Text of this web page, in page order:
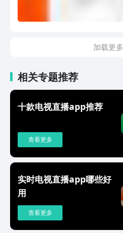
盛典、益智竞
电影动画***
片等你来看，
少儿、金鹰卡
《大头儿子小
停，《美食中
《开讲啦》《
卫视频道的直
选择。看体育
更多选择
海钓鱼、天元
直播频道齐全
冠、CBA、欧
甲、奥运会、
选赛、大师杯
间，只差一个
闻：cctv1、
讯，经典栏目
闻联播、焦点
闻、直播港澳
讯等权威专业
加载更多
相关专题推荐
十款电视直播app推荐
查看更多
实时电视直播app哪些好
用
查看更多